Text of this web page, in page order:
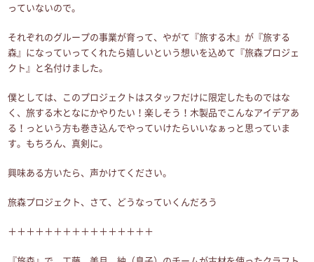
っていないので。
それぞれのグループの事業が育って、やがて『旅する木』が『旅する
森』になっていってくれたら嬉しいという想いを込めて『旅森プロジェ
クト』と名付けました。
僕としては、このプロジェクトはスタッフだけに限定したものではな
く、旅する木となにかやりたい！楽しそう！木製品でこんなアイデアあ
る！っという方も巻き込んでやっていけたらいいなぁっと思っていま
す。もちろん、真剣に。
興味ある方いたら、声かけてください。
旅森プロジェクト、さて、どうなっていくんだろう
＋＋＋＋＋＋＋＋＋＋＋＋＋＋＋＋